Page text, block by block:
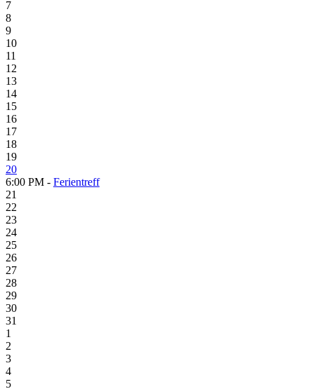
7
8
9
10
11
12
13
14
15
16
17
18
19
20
6:00 PM - Ferientreff
21
22
23
24
25
26
27
28
29
30
31
1
2
3
4
5